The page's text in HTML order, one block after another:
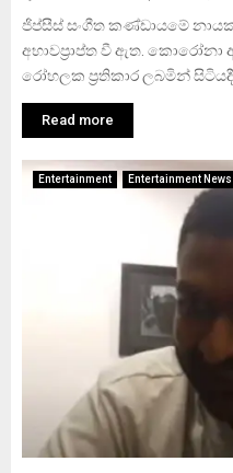
ජිප්සීස් සංගීත කණ්ඩායමේ
අභාවප්‍රාප්ත වී ඇත.
රෝහලක ප්‍රතිකාර ලබමින්
Read more
Entertainment Entertainment News